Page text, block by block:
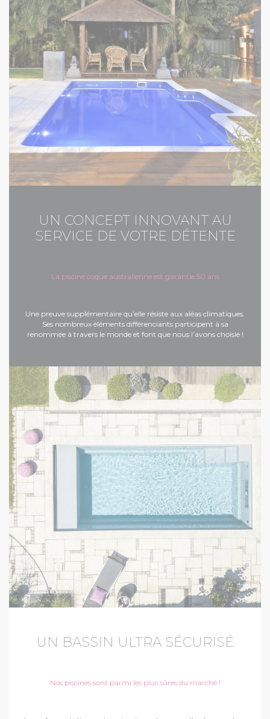
UN CONCEPT INNOVANT AU
SERVICE DE VOTRE DÉTENTE
La piscine coque australienne est garantie 50 ans
Une preuve supplémentaire qu’elle résiste aux aléas climatiques.
Ses nombreux éléments différenciants participent à sa
renommée à travers le monde et font que nous l’avons choisie !
UN BASSIN ULTRA SÉCURISÉ
Nos piscines sont parmi les plus sûres du marché !